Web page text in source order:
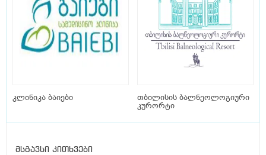
კლინიკა ბაიები
თბილისის ბალნეოლოგიური
კურორტი
მსგავსი კითხვები